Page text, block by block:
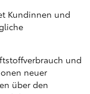
Kundinnen und
und
neuer
über den